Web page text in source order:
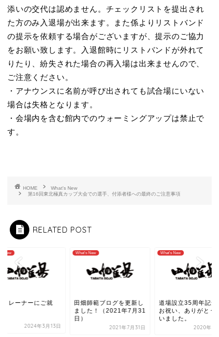
添いの交代は認めません。チェックリストを提出され
た方のみ入退場が出来ます。また係よりリストバンド
の提示を依頼する場合がございますが、提示のご協力
をお願い致します。入退館時にリストバンドが外れて
りたり、紛失された場合の再入場は出来ませんので、
ご注意ください。
・アナウンスに名前が呼び出されても試合場にいない
場合は失格となります。
・会場内を含む館内でのウォーミングアップは禁止で
す。
HOME
What's New
第16回東北極真カップ大会での選手、付添者様への最終のご注意事項
RELATED POST
New
トレーナーにご就
2024年3月13日
What's New
田畑師範ブログを更新し
ました！（2021年7月31
日）
2021年7月31日
What's New
道場設立35周年記念
お祝い、ありがとう
いました。
2020年10